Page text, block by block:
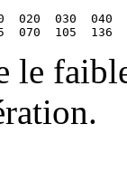
020  030  040
le